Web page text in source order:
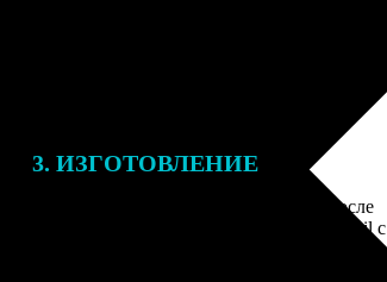
3. ИЗГОТОВЛЕНИЕ
Оплатите заказ банковской картой. После
оплаты получите подтверждение на email с